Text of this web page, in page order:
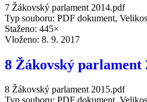
7 Žákovský parlament 2014.pdf
Typ souboru: PDF dokument,
Staženo: 445×
Vloženo: 8. 9. 2017
8 Žákovský parlament
8 Žákovský parlament 2015.pdf